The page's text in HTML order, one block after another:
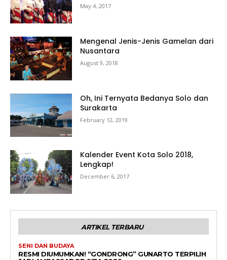
May 4, 2017
Mengenal Jenis-Jenis Gamelan dari
Nusantara
August 9, 2018
Oh, Ini Ternyata Bedanya Solo dan
Surakarta
February 12, 2019
Kalender Event Kota Solo 2018,
Lengkap!
December 6, 2017
ARTIKEL TERBARU
SENI DAN BUDAYA
RESMI DIUMUMKAN! “GONDRONG” GUNARTO TERPILIH